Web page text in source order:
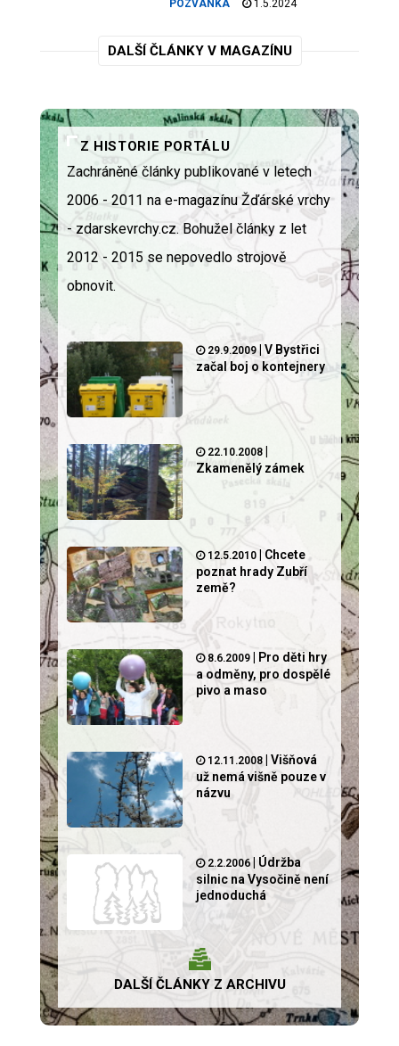
POZVÁNKA 1.5.2024
DALŠÍ ČLÁNKY V MAGAZÍNU
Z HISTORIE PORTÁLU
Zachráněné články publikované v letech
2006 - 2011 na e-magazínu Žďárské vrchy
- zdarskevrchy.cz. Bohužel články z let
2012 - 2015 se nepovedlo strojově
obnovit.
29.9.2009| V Bystřici
začal boj o kontejnery
22.10.2008|
Zkamenělý zámek
12.5.2010| Chcete
poznat hrady Zubří
země?
8.6.2009|
Pro děti hry
a odměny, pro dospělé
pivo a maso
12.11.2008| Višňová
už nemá višně pouze v
názvu
2.2.2006| Údržba
silnic na Vysočině není
jednoduchá
DALŠÍ ČLÁNKY Z ARCHIVU